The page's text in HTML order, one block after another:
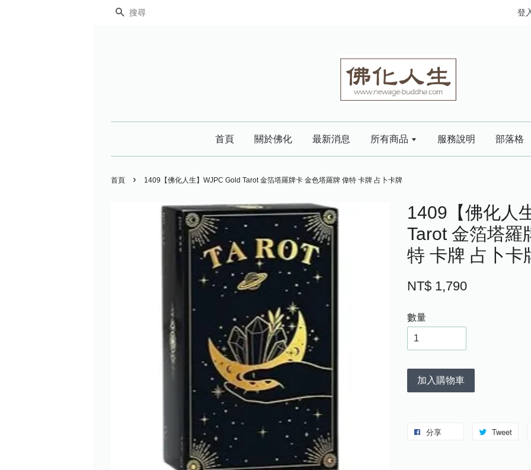
搜尋 登
首頁 關於佛化 最新消息 所有商品 服務說明 部落格
首頁 › 1409【佛化人生】WJPC Gold Tarot 金箔塔羅牌卡 金色塔羅牌 偉特 卡牌 占卜卡牌
1409【佛化人
Tarot 金箔塔羅
特 卡牌 占卜卡
NT$ 1,790
數量
加入購物車
分享 Tweet